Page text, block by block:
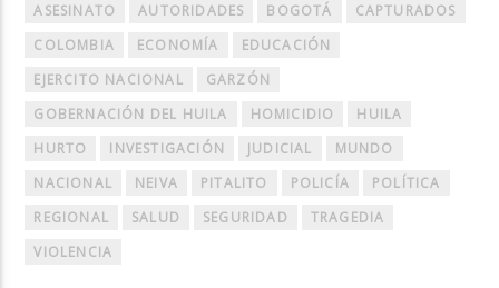
ASESINATO AUTORIDADES BOGOTÁ
CAPTURADOS
COLOMBIA
ECONOMÍA
EDUCACIÓN
EJERCITO NACIONAL
GARZÓN
GOBERNACIÓN DEL HUILA
HOMICIDIO
HUILA
HURTO
INVESTIGACIÓN JUDICIAL
MUNDO
NACIONAL
NEIVA PITALITO POLICÍA
POLÍTICA
REGIONAL
SALUD SEGURIDAD
TRAGEDIA
VIOLENCIA